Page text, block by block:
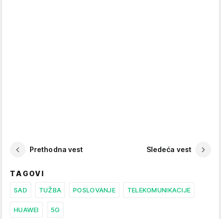
Prethodna vest Sledeća vest
TAGOVI
SAD TUŽBA POSLOVANJE TELEKOMUNIKACIJE
HUAWEI 5G